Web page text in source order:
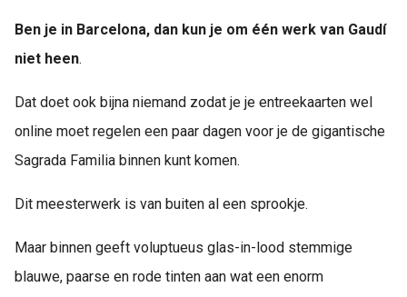
Ben je in Barcelona, dan kun je om één werk van Gaudí
niet heen.
Dat doet ook bijna niemand zodat je je entreekaarten wel
online moet regelen een paar dagen voor je de gigantische
Sagrada Familia binnen kunt komen.
Dit meesterwerk is van buiten al een sprookje.
Maar binnen geeft voluptueus glas-in-lood stemmige
blauwe, paarse en rode tinten aan wat een enorm